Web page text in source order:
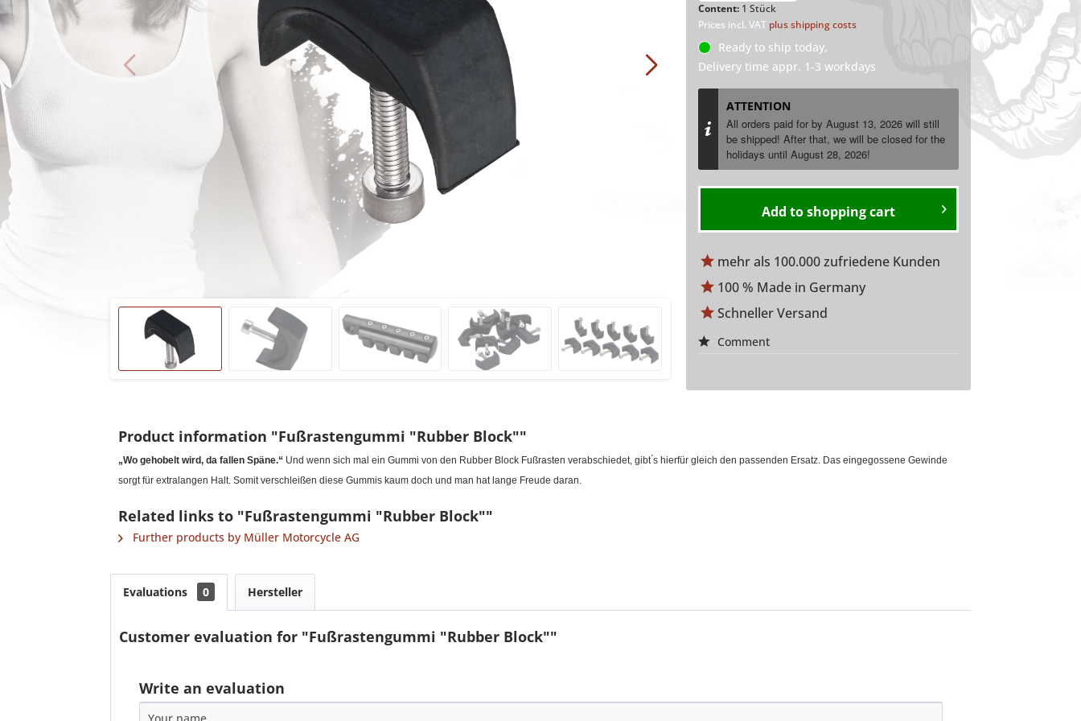
Content: 1 Stück
Prices incl. VAT plus shipping costs
Ready to ship today,
Delivery time appr. 1-3 workdays
ATTENTION
All orders paid for by August 13, 2026 will still
be shipped! After that, we will be closed for the
holidays untilAugust 28, 2026!
Add toshopping cart
mehr als 100.000 zufriedene Kunden
100 % Made in Germany
Schneller Versand
Comment
Product information "Fußrastengummi "Rubber Block""
„Wo gehobelt wird, da fallen Späne.“ Und wenn sich mal ein Gummi von den Rubber Block Fußrasten verabschiedet, gibt ́s hierfür gleich den passenden Ersatz. Das eingegossene Gewinde
sorgt für extralangen Halt. Somit verschleißen diese Gummis kaum doch und man hat lange Freude daran.
Related links to "Fußrastengummi "Rubber Block""
Further products by Müller Motorcycle AG
Evaluations 0 Hersteller
Customer evaluation for "Fußrastengummi "Rubber Block""
Write an evaluation